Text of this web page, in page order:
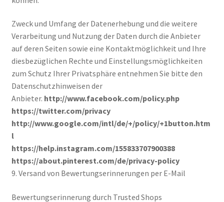
Zweck und Umfang der Datenerhebung und die weitere
Verarbeitung und Nutzung der Daten durch die Anbieter
auf deren Seiten sowie eine Kontaktmöglichkeit und Ihre
diesbezüglichen Rechte und Einstellungsmöglichkeiten
zum Schutz Ihrer Privatsphäre entnehmen Sie bitte den
Datenschutzhinweisen der
Anbieter. http://www.facebook.com/policy.php
https://twitter.com/privacy
http://www.google.com/intl/de/+/policy/+1button.htm
l
https://help.instagram.com/155833707900388
https://about.pinterest.com/de/privacy-policy
9. Versand von Bewertungserinnerungen per E-Mail
Bewertungserinnerung durch Trusted Shops